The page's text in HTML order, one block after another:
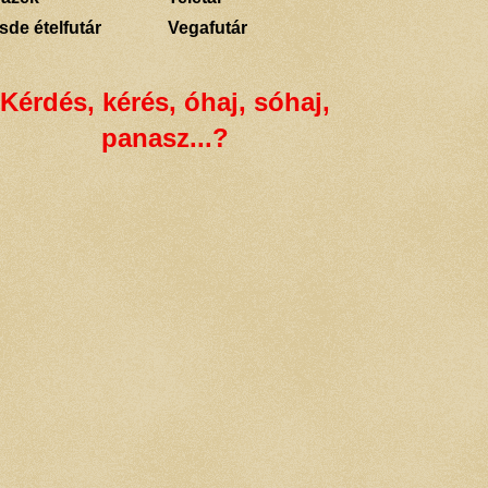
ételfutár
Vegafutár
Kérdés, kérés, óhaj, sóhaj,
panasz...?